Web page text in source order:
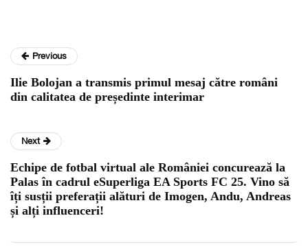
Previous
Ilie Bolojan a transmis primul mesaj către români
din calitatea de președinte interimar
Next
Echipe de fotbal virtual ale României concurează la
Palas în cadrul eSuperliga EA Sports FC 25. Vino să
îți susții preferații alături de Imogen, Andu, Andreas
și alți influenceri!